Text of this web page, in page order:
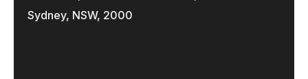
Sydney, NSW, 2000